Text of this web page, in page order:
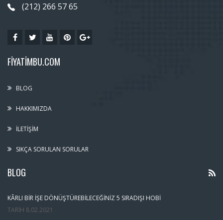
(212) 266 57 65
FIYATIMBU.COM
BLOG
HAKKIMIZDA
İLETIŞIM
SIKÇA SORULAN SORULAR
BLOG
KÂRLI BIR İŞE DÖNÜŞTÜREBILECEĞINIZ 5 SIRADIŞI HOBI
TARIH 8.02.2021